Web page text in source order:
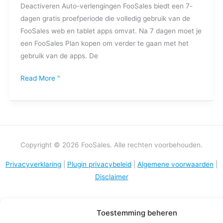
Toestemming beheren
Deactiveren Auto-verlengingen FooSales biedt een 7-
dagen gratis proefperiode die volledig gebruik van de
FooSales web en tablet apps omvat. Na 7 dagen moet je
een FooSales Plan kopen om verder te gaan met het
gebruik van de apps. De
Read More "
Copyright © 2026 FooSales. Alle rechten voorbehouden.
Privacyverklaring Plugin privacybeleid Algemene voorwaarden
Disclaimer